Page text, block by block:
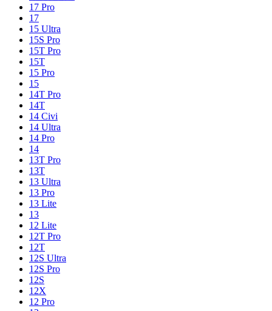
17 Pro
17
15 Ultra
15S Pro
15T Pro
15T
15 Pro
15
14T Pro
14T
14 Civi
14 Ultra
14 Pro
14
13T Pro
13T
13 Ultra
13 Pro
13 Lite
13
12 Lite
12T Pro
12T
12S Ultra
12S Pro
12S
12X
12 Pro